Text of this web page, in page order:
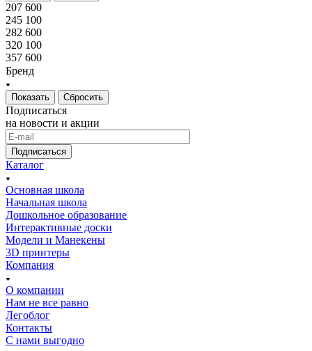
207 600
245 100
282 600
320 100
357 600
Бренд
Сбросить
Подписаться
на новости и акции
Подписаться
Каталог
Основная школа
Начальная школа
Дошкольное образование
Интерактивные доски
Модели и Манекены
3D принтеры
Компания
О компании
Нам не все равно
Легоблог
Контакты
С нами выгодно